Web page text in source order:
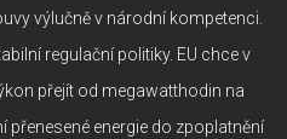
výlučně v národní kompetenci.
regulační politiky. EU chce v
přejít od megawatthodin na
přenesené energie do zpoplatnění